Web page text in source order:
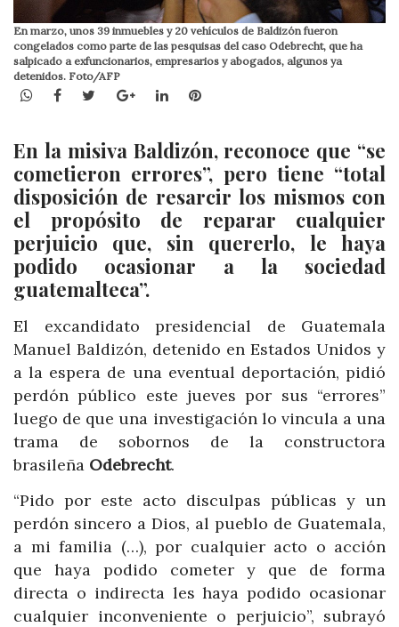
En marzo, unos 39 inmuebles y 20 vehículos de Baldizón fueron
congelados como parte de las pesquisas del caso Odebrecht, que ha
salpicado a exfuncionarios, empresarios y abogados, algunos ya
detenidos. Foto/AFP
WhatsApp
Facebook
TwitterGoogle+LinkedInPinterest
En la misiva Baldizón, reconoce que “se
cometieron errores”, pero tiene “total
disposición de resarcir los mismos con
el propósito de reparar cualquier
perjuicio que, sin quererlo, le haya
podido ocasionar a la sociedad
guatemalteca”.
El excandidato presidencial de Guatemala
Manuel Baldizón, detenido en Estados Unidos y
a la espera de una eventual deportación, pidió
perdón público este jueves por sus “errores”
luego de que una investigación lo vincula a una
trama de sobornos de la constructora
brasileña Odebrecht.
“Pido por este acto disculpas públicas y un
perdón sincero a Dios, al pueblo de Guatemala,
a mi familia (…), por cualquier acto o acción
que haya podido cometer y que de forma
directa o indirecta les haya podido ocasionar
cualquier inconveniente o perjuicio”, subrayó